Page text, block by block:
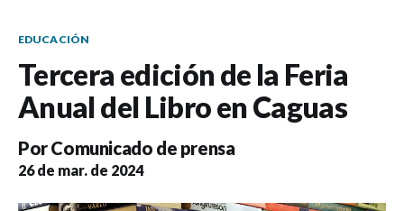
EDUCACIÓN
Tercera edición de la Feria
Anual del Libro en Caguas
PorComunicado de prensa
26 de mar. de 2024